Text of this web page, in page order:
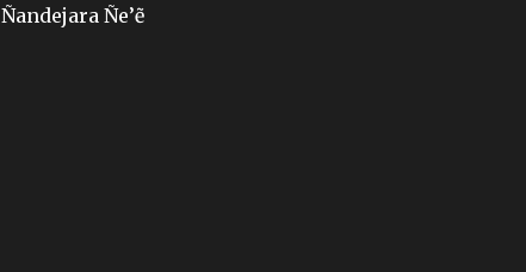
Ñandejara Ñe’ẽ